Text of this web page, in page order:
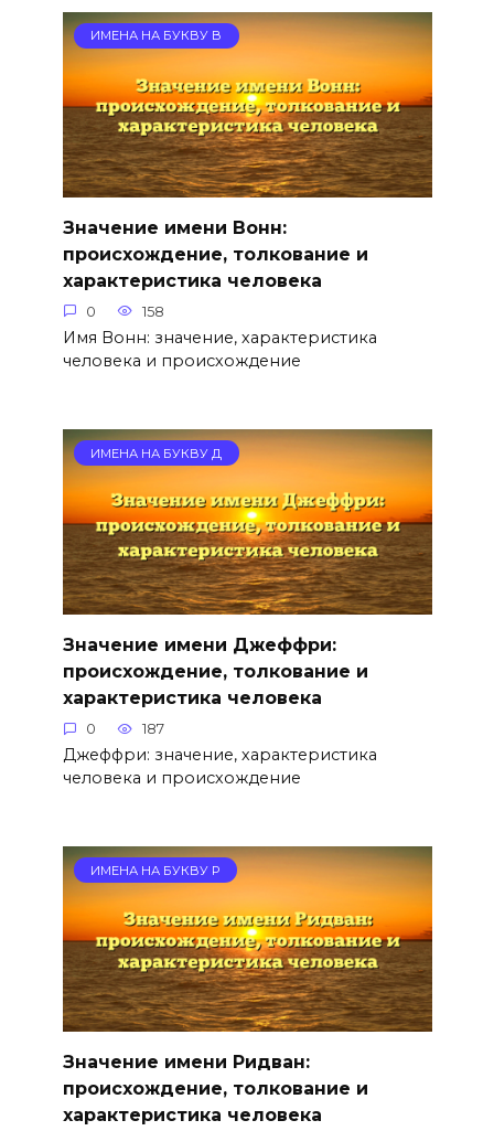
ИМЕНА НА БУКВУ В
Значение имени Вонн:
происхождение, толкование и
характеристика человека
0 158
Имя Вонн: значение, характеристика
человека и происхождение
ИМЕНА НА БУКВУ Д
Значение имени Джеффри:
происхождение, толкование и
характеристика человека
0 187
Джеффри: значение, характеристика
человека и происхождение
ИМЕНА НА БУКВУ Р
Значение имени Ридван:
происхождение, толкование и
характеристика человека